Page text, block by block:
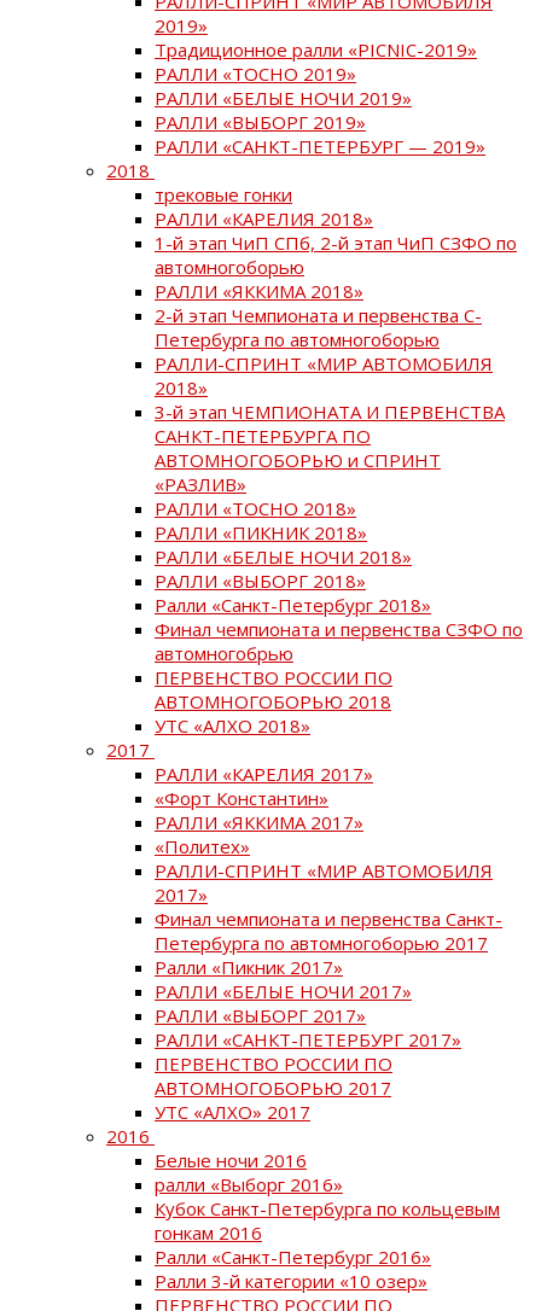
2019»
Традиционное ралли «PICNIC-2019»
РАЛЛИ «ТОСНО 2019»
РАЛЛИ «БЕЛЫЕ НОЧИ 2019»
РАЛЛИ «ВЫБОРГ 2019»
РАЛЛИ «САНКТ-ПЕТЕРБУРГ — 2019»
2018
трековые гонки
РАЛЛИ «КАРЕЛИЯ 2018»
1-й этап ЧиП СПб, 2-й этап ЧиП СЗФО по
автомногоборью
РАЛЛИ «ЯККИМА 2018»
2-й этап Чемпионата и первенства С-
Петербурга по автомногоборью
РАЛЛИ-СПРИНТ «МИР АВТОМОБИЛЯ
2018»
3-й этап ЧЕМПИОНАТА И ПЕРВЕНСТВА
САНКТ-ПЕТЕРБУРГА ПО
АВТОМНОГОБОРЬЮ и СПРИНТ
«РАЗЛИВ»
РАЛЛИ «ТОСНО 2018»
РАЛЛИ «ПИКНИК 2018»
РАЛЛИ «БЕЛЫЕ НОЧИ 2018»
РАЛЛИ «ВЫБОРГ 2018»
Ралли «Санкт-Петербург 2018»
Финал чемпионата и первенства СЗФО по
автомногобрью
ПЕРВЕНСТВО РОССИИ ПО
АВТОМНОГОБОРЬЮ 2018
УТС «АЛХО 2018»
2017
РАЛЛИ «КАРЕЛИЯ 2017»
«Форт Константин»
РАЛЛИ «ЯККИМА 2017»
«Политех»
РАЛЛИ-СПРИНТ «МИР АВТОМОБИЛЯ
2017»
Финал чемпионата и первенства Санкт-
Петербурга по автомногоборью 2017
Ралли «Пикник 2017»
РАЛЛИ «БЕЛЫЕ НОЧИ 2017»
РАЛЛИ «ВЫБОРГ 2017»
РАЛЛИ «САНКТ-ПЕТЕРБУРГ 2017»
ПЕРВЕНСТВО РОССИИ ПО
АВТОМНОГОБОРЬЮ 2017
УТС «АЛХО» 2017
2016
Белые ночи 2016
ралли «Выборг 2016»
Кубок Санкт-Петербурга по кольцевым
гонкам 2016
Ралли «Санкт-Петербург 2016»
Ралли 3-й категории «10 озер»
ПЕРВЕНСТВО РОССИИ ПО